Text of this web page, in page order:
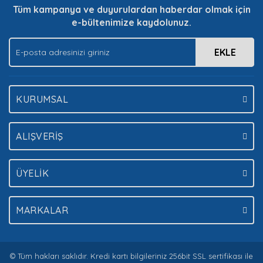
Bu ürüne benzer farklı alternatifler olmalı.
Tüm kampanya ve duyurulardan haberdar olmak için
e-bültenimize kaydolunuz.
EKLE
KURUMSAL
ALIŞVERİŞ
ÜYELİK
MARKALAR
© Tüm hakları saklıdır. Kredi kartı bilgileriniz 256bit SSL sertifikası ile